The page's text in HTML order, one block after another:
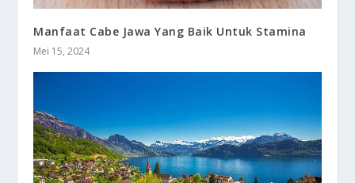
Manfaat Cabe Jawa Yang Baik Untuk Stamina
Mei 15, 2024